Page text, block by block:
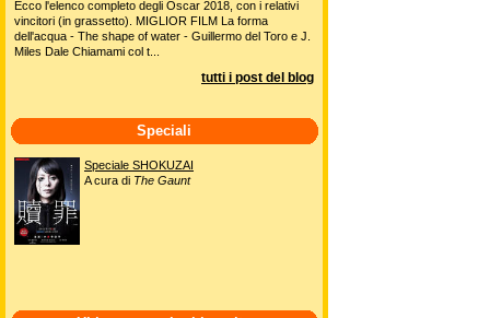
Ecco l'elenco completo degli Oscar 2018, con i relativi
vincitori (in grassetto). MIGLIOR FILM La forma
dell'acqua - The shape of water - Guillermo del Toro e J.
Miles Dale Chiamami col t...
tutti i post del blog
Speciali
Speciale SHOKUZAI
A cura di The Gaunt